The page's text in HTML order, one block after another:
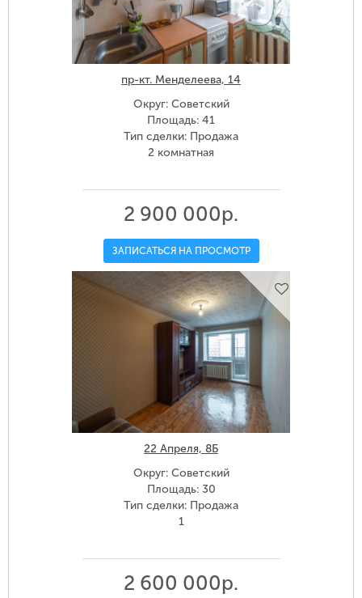
пр-кт. Менделеева, 14
Округ: Советский
Площадь: 41
Тип сделки: Продажа
2 комнатная
2 900 000р.
ЗАПИСАТЬСЯ НА ПРОСМОТР
22 Апреля, 8Б
Округ: Советский
Площадь: 30
Тип сделки: Продажа
1
2 600 000р.